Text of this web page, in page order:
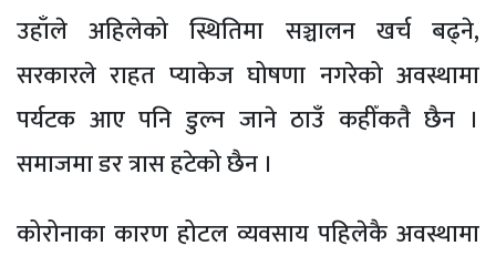
उहाँले अहिलेको स्थितिमा सञ्चालन खर्च बढ्ने,
सरकारले राहत प्याकेज घोषणा नगरेको अवस्थामा
पर्यटक आए पनि डुल्न जाने ठाउँ कहीँकतै छैन ।
समाजमा डर त्रास हटेको छैन ।
कोरोनाका कारण होटल व्यवसाय पहिलेकै अवस्थामा